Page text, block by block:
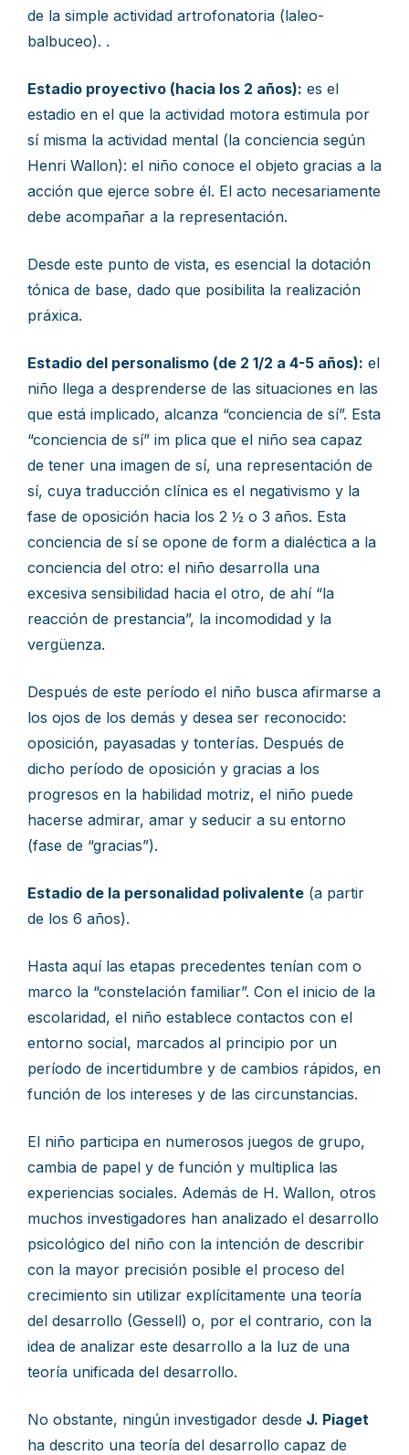
de la simple actividad artrofonatoria (laleo-
balbuceo). .
Estadio proyectivo (hacia los 2 años): es el
estadio en el que la actividad motora estimula por
sí misma la actividad mental (la conciencia según
Henri Wallon): el niño conoce el objeto gracias a la
acción que ejerce sobre él. El acto necesariamente
debe acompañar a la representación.
Desde este punto de vista, es esencial la dotación
tónica de base, dado que posibilita la realización
práxica.
Estadio del personalismo (de 2 1/2 a 4-5 años): el
niño llega a desprenderse de las situaciones en las
que está implicado, alcanza “conciencia de sí”. Esta
“conciencia de sí” im plica que el niño sea capaz
de tener una imagen de sí, una representación de
sí, cuya traducción clínica es el negativismo y la
fase de oposición hacia los 2 ½ o 3 años. Esta
conciencia de sí se opone de form a dialéctica a la
conciencia del otro: el niño desarrolla una
excesiva sensibilidad hacia el otro, de ahí “la
reacción de prestancia”, la incomodidad y la
vergüenza.
Después de este período el niño busca afirmarse a
los ojos de los demás y desea ser reconocido:
oposición, payasadas y tonterías. Después de
dicho período de oposición y gracias a los
progresos en la habilidad motriz, el niño puede
hacerse admirar, amar y seducir a su entorno
(fase de “gracias”).
Estadio de la personalidad polivalente (a partir
de los 6 años).
Hasta aquí las etapas precedentes tenían com o
marco la “constelación familiar”. Con el inicio de la
escolaridad, el niño establece contactos con el
entorno social, marcados al principio por un
período de incertidumbre y de cambios rápidos, en
función de los intereses y de las circunstancias.
El niño participa en numerosos juegos de grupo,
cambia de papel y de función y multiplica las
experiencias sociales. Además de H. Wallon, otros
muchos investigadores han analizado el desarrollo
psicológico del niño con la intención de describir
con la mayor precisión posible el proceso del
crecimiento sin utilizar explícitamente una teoría
del desarrollo (Gessell) o, por el contrario, con la
idea de analizar este desarrollo a la luz de una
teoría unificada del desarrollo.
No obstante, ningún investigador desde J. Piaget
ha descrito una teoría del desarrollo capaz de